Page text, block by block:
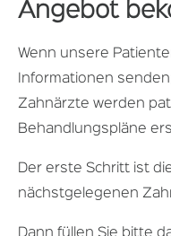
Angebot
Wenn unsere
Informationen
Zahnärzte werden
Behandlungspläne
Der erste Schritt ist
nächstgelegenen
Dann füllen Sie bitte